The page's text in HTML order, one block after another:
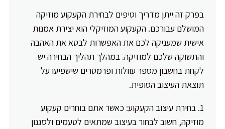
בפרק זה ייתן מדריך וטיפים לבחירת הקעקוע מוזיקה
המושלם עבורכם. הקעקוע המוזיקלי הוא יצירת אמנות
אישית שמעניקה לכם את האפשרות לבטא את האהבה
והתשוקה שלכם למוזיקה. במהלך תהליך הבחירה יש
לקחת בחשבון מספר עוולות ופרמטרים שישפיעו על
תוצאת העיצוב הסופית.
בחירת עיצוב הקעקוע: כאשר אתם בוחרים קעקוע
מוזיקה, חשוב לבחור בעיצוב שמתאים לטעמים ולסגנון